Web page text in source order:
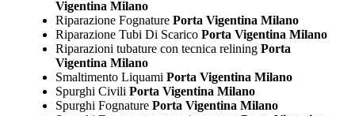
Vigentina Milano
Riparazione FognaturePorta Vigentina Milano
Riparazione Tubi Di ScaricoPorta Vigentina Milano
Riparazioni tubature con tecnica reliningPorta
Vigentina Milano
Smaltimento Liquami Porta Vigentina Milano
Spurghi Civili Porta Vigentina Milano
Spurghi FognaturePorta Vigentina Milano